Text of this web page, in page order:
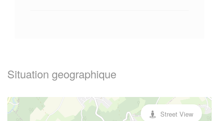
Situation geographique
Street View